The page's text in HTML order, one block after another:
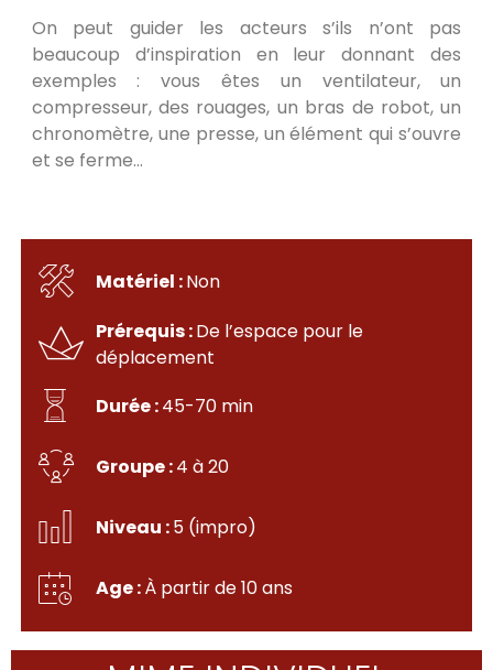
On peut guider les acteurs s’ils n’ont pas
beaucoup d’inspiration en leur donnant des
exemples : vous êtes un ventilateur, un
compresseur, des rouages, un bras de robot, un
chronomètre, une presse, un élément qui s’ouvre
et se ferme…
Matériel :Non
Prérequis :De l’espace pour le
déplacement
Durée :45-70 min
Groupe :4 à 20
Niveau :5 (impro)
Age :À partir de 10 ans